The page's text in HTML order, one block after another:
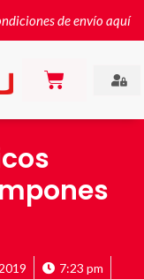
de envío aquí
7:23 pm